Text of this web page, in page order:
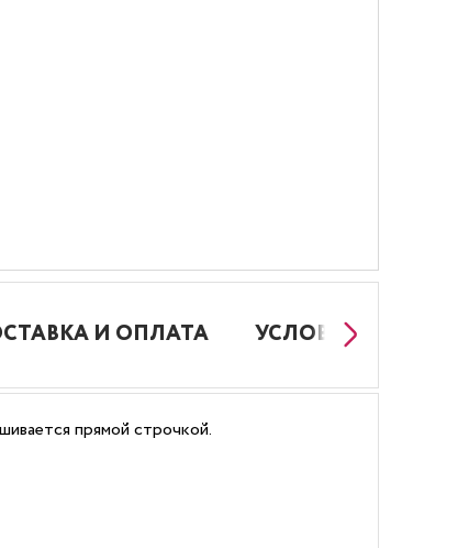
И ОПЛАТА УСЛОВИЯ РАБОТЫ
прямой строчкой.